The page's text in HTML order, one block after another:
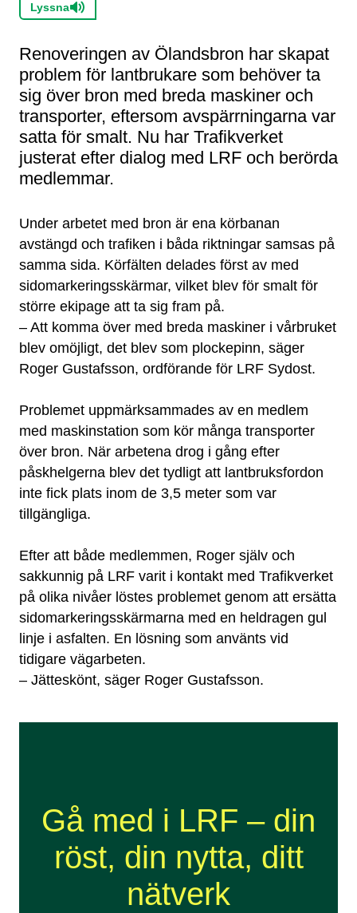
Lyssna
Renoveringen av Ölandsbron har skapat
problem för lantbrukare som behöver ta
sig över bron med breda maskiner och
transporter, eftersom avspärrningarna var
satta för smalt. Nu har Trafikverket
justerat efter dialog med LRF och berörda
medlemmar.
Under arbetet med bron är ena körbanan
avstängd och trafiken i båda riktningar samsas på
samma sida. Körfälten delades först av med
sidomarkeringsskärmar, vilket blev för smalt för
större ekipage att ta sig fram på.
– Att komma över med breda maskiner i vårbruket
blev omöjligt, det blev som plockepinn, säger
Roger Gustafsson, ordförande för LRF Sydost.
Problemet uppmärksammades av en medlem
med maskinstation som kör många transporter
över bron. När arbetena drog i gång efter
påskhelgerna blev det tydligt att lantbruksfordon
inte fick plats inom de 3,5 meter som var
tillgängliga.
Efter att både medlemmen, Roger själv och
sakkunnig på LRF varit i kontakt med Trafikverket
på olika nivåer löstes problemet genom att ersätta
sidomarkeringsskärmarna med en heldragen gul
linje i asfalten. En lösning som använts vid
tidigare vägarbeten.
– Jätteskönt, säger Roger Gustafsson.
Gå med i LRF – din
röst, din nytta, ditt
nätverk